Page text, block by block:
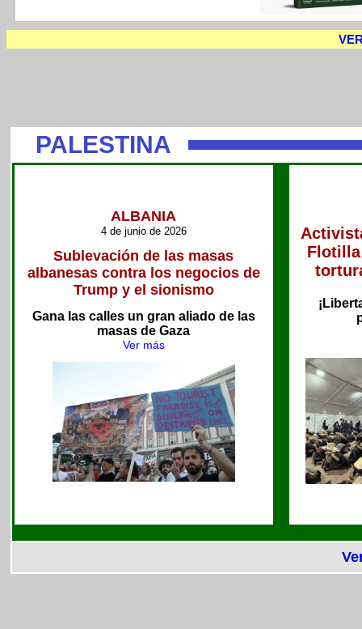
PALESTINA
ALBANIA
4 de junio de 2026
Sublevación de las masas
albanesas contra los negocios de
Trump y el sionismo
Gana las calles un gran aliado de las
masas de Gaza
Ver más